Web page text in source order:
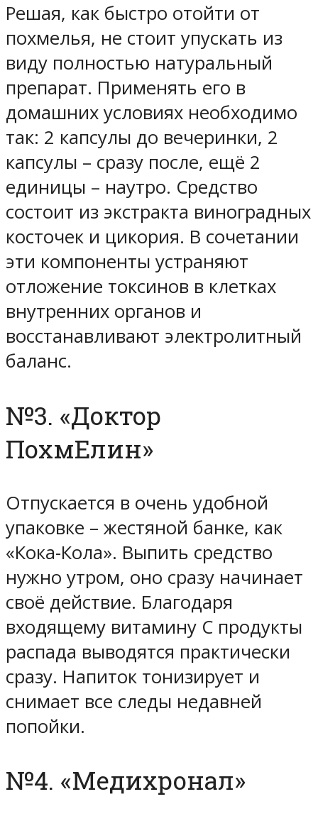
Решая, как быстро отойти от
похмелья, не стоит упускать из
виду полностью натуральный
препарат. Применять его в
домашних условиях необходимо
так: 2 капсулы до вечеринки, 2
капсулы – сразу после, ещё 2
единицы – наутро. Средство
состоит из экстракта виноградных
косточек и цикория. В сочетании
эти компоненты устраняют
отложение токсинов в клетках
внутренних органов и
восстанавливают электролитный
баланс.
№3. «Доктор
ПохмЕлин»
Отпускается в очень удобной
упаковке – жестяной банке, как
«Кока-Кола». Выпить средство
нужно утром, оно сразу начинает
своё действие. Благодаря
входящему витамину C продукты
распада выводятся практически
сразу. Напиток тонизирует и
снимает все следы недавней
попойки.
№4. «Медихронал»